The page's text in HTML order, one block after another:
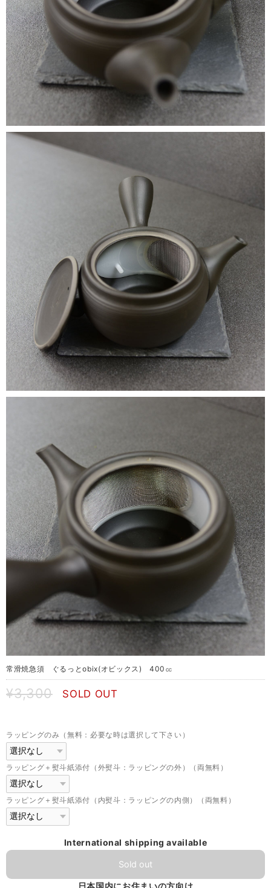
常滑焼急須 ぐるっとobix(オビックス) 400㏄
¥3,300 SOLD OUT
ラッピングのみ（無料：必要な時は選択して下さい）
ラッピング＋熨斗紙添付（外熨斗：ラッピングの外）（両無料）
ラッピング＋熨斗紙添付（内熨斗：ラッピングの内側）（両無料）
International shipping available
Sold out
日本国内にお住まいの方向け